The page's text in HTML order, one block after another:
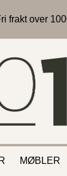
frakt over
MØBLER